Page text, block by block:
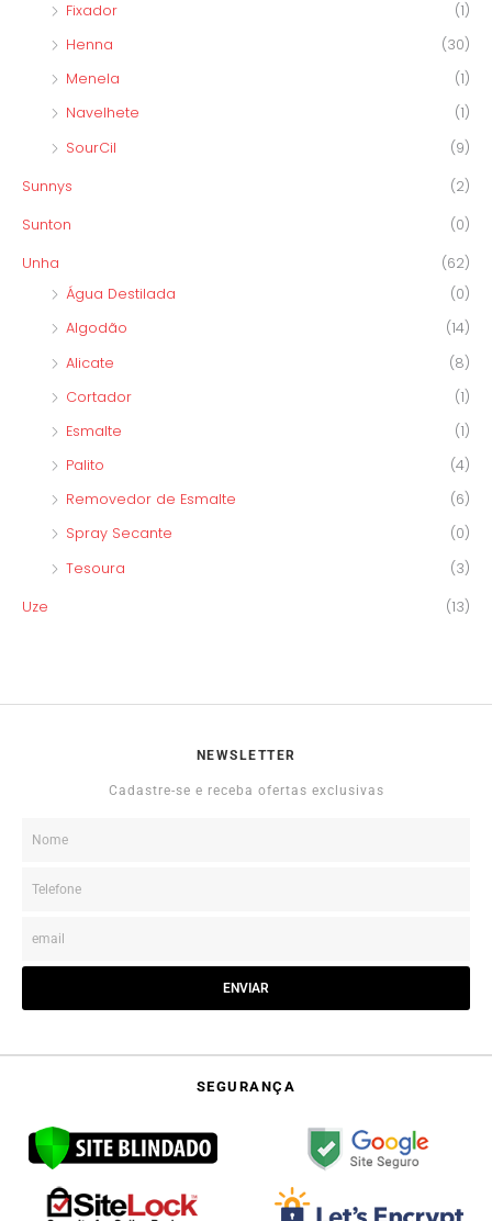
Fixador
(1)
Henna
(30)
Menela
(1)
Navelhete
(1)
SourCil
(9)
Sunnys (2)
Sunton (0)
Unha
(62)
Água Destilada
(0)
Algodão
(14)
Alicate
(8)
Cortador
(1)
Esmalte
(1)
Palito
(4)
Removedor de Esmalte
(6)
Spray Secante
(0)
Tesoura
(3)
Uze (13)
NEWSLETTER
Cadastre-se e receba ofertas exclusivas
ENVIAR
SEGURANÇA